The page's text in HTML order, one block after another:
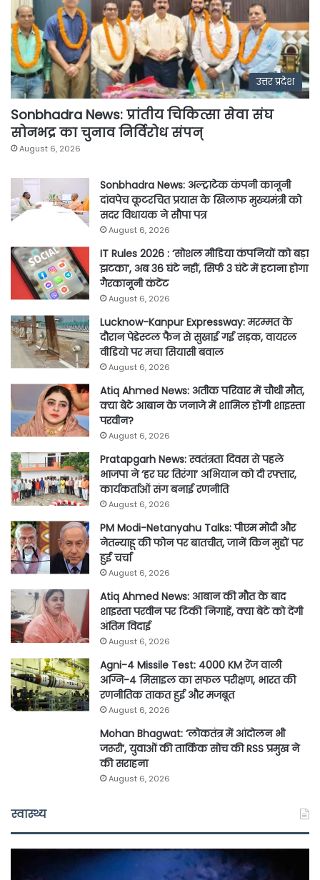
उत्तर प्रदेश
Sonbhadra News: प्रांतीय चिकित्सा सेवा संघ
सोनभद्र का चुनाव निर्विरोध संपन्
August 6, 2026
Sonbhadra News: अल्ट्राटेक कंपनी कानूनी
दांवपेच कूटरचित प्रयास के खिलाफ मुख्यमंत्री को
सदर विधायक ने सौपा पत्र
August 6, 2026
IT Rules 2026 : ‘सोशल मीडिया कंपनियों को बड़ा
झटका’, अब 36 घंटे नहीं, सिर्फ 3 घंटे में हटाना होगा
गैरकानूनी कंटेंट
August 6, 2026
Lucknow-Kanpur Expressway: मरम्मत के
दौरान पेडेस्टल फैन से सुखाई गई सड़क, वायरल
वीडियो पर मचा सियासी बवाल
August 6, 2026
Atiq Ahmed News: अतीक परिवार में चौथी मौत,
क्या बेटे आबान के जनाजे में शामिल होंगी शाइस्ता
परवीन?
August 6, 2026
Pratapgarh News: स्वतंत्रता दिवस से पहले
भाजपा ने ‘हर घर तिरंगा’ अभियान को दी रफ्तार,
कार्यकर्ताओं संग बनाई रणनीति
August 6, 2026
PM Modi-Netanyahu Talks: पीएम मोदी और
नेतन्याहू की फोन पर बातचीत, जानें किन मुद्दों पर
हुई चर्चा
August 6, 2026
Atiq Ahmed News: आबान की मौत के बाद
शाइस्ता परवीन पर टिकी निगाहें, क्या बेटे को देंगी
अंतिम विदाई
August 6, 2026
Agni-4 Missile Test: 4000 KM रेंज वाली
अग्नि-4 मिसाइल का सफल परीक्षण, भारत की
रणनीतिक ताकत हुई और मजबूत
August 6, 2026
Mohan Bhagwat: ‘लोकतंत्र में आंदोलन भी
जरूरी’, युवाओं की तार्किक सोच की RSS प्रमुख ने
की सराहना
August 6, 2026
स्वास्थ्य